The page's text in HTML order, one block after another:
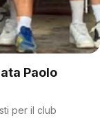
Paolo
per il club